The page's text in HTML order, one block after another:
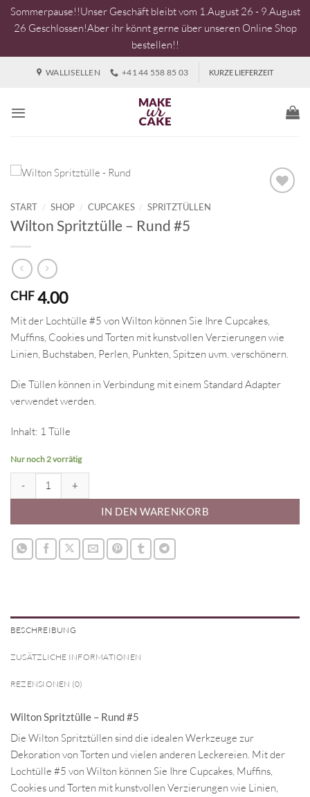
Sommerpause!!Unser Geschäft bleibt vom 1.August 26 - 9.August
26 Geschlossen!Aber ihr könnt gerne über unseren Online Shop
bestellen!!
WALLISELLEN +41 44 558 85 03 KURZE LIEFERZEIT
START / SHOP / CUPCAKES / SPRITZTÜLLEN
Wilton Spritztülle – Rund #5
CHF4.00
Mit der Lochtülle #5 von Wilton können Sie Ihre Cupcakes,
Muffins, Cookies und Torten mit kunstvollen Verzierungen wie
Linien, Buchstaben, Perlen, Punkten, Spitzen uvm. verschönern.
Die Tüllen können in Verbindung mit einem Standard Adapter
verwendet werden.
Inhalt: 1 Tülle
Nur noch 2 vorrätig
Wilton Spritztülle - Rund #5 Menge
IN DEN WARENKORB
BESCHREIBUNG
ZUSÄTZLICHE INFORMATIONEN
REZENSIONEN (0)
Wilton Spritztülle – Rund #5
Die Wilton Spritztüllen sind die idealen Werkzeuge zur
Dekoration von Torten und vielen anderen Leckereien. Mit der
Lochtülle #5 von Wilton können Sie Ihre Cupcakes, Muffins,
Cookies und Torten mit kunstvollen Verzierungen wie Linien,